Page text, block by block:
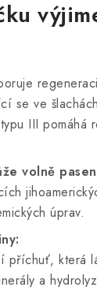
se ve
III pomáhá
volně
úprav.
která
a